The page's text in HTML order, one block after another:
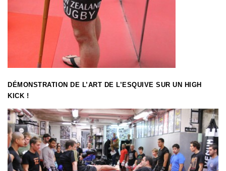
DÉMONSTRATION DE L’ART DE L’ESQUIVE SUR UN HIGH
KICK !